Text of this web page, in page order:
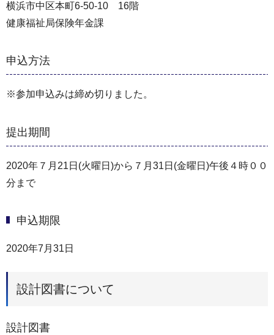
横浜市中区本町6-50-10 16階
健康福祉局保険年金課
申込方法
※参加申込みは締め切りました。
提出期間
2020年７月21日(火曜日)から７月31日(金曜日)午後４時００
分まで
申込期限
2020年7月31日
設計図書について
設計図書